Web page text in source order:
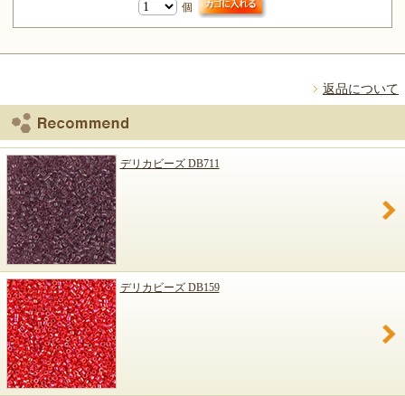
個
返品について
デリカビーズ DB711
デリカビーズ DB159